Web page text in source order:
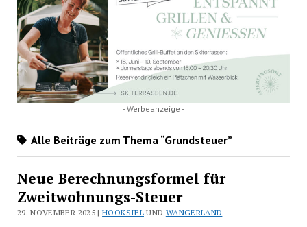
- Werbeanzeige -
Alle Beiträge zum Thema “Grundsteuer”
Neue Berechnungsformel für
Zweitwohnungs-Steuer
29. NOVEMBER 2025 |HOOKSIELUND WANGERLAND